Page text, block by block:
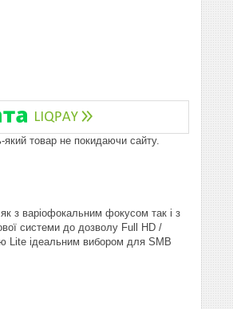
який товар не покидаючи сайту.
як з варіофокальним фокусом так і з
системи до дозволу Full HD /
Lite ідеальним вибором для SMB